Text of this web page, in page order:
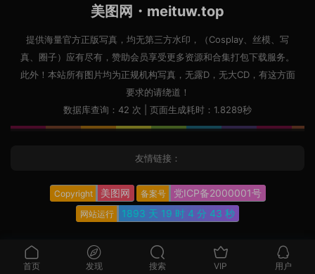
美图网・meituw.top
提供海量官方正版写真，均无第三方水印，（Cosplay、丝模、写
真、圈子）应有尽有，赞助会员享受更多资源和合集打包下载服务。
此外！本站所有图片均为正规机构写真，无露D，无大CD，有这方面
要求的请绕道！
数据库查询：42 次 | 页面生成耗时：1.8289秒
友情链接：
Copyright 美图网 备案号 党ICP备2000001号
网站运行 1893 天 19 时 4 分 44 秒
首页 发现 搜索 VIP 用户